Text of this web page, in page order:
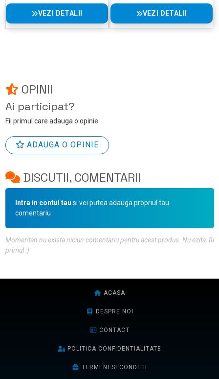
VEZI DETALII VEZI DETALII
OPINII
Ai participat?
Fii primul care adauga o opinie
ADAUGA O OPINIE
DISCUTII, COMENTARII
Intra in contul tau si vei putea adauga propriul tau
comentariu
Momentan nu exista niciun comentariu pentru acest produs. Nu ezita, fii
primul :)
ACASA
DESPRE NOI
CONTACT
POLITICA CONFIDENTIALITATE
TERMENI SI CONDITII